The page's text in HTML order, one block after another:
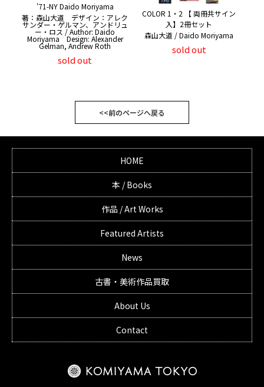
'71-NY Daido Moriyama
著：森山大道 デザイン：アレク
サンダー・ゲルマン、アンドリュ
ー・ロス / Author: Daido
Moriyama Design: Alexander
Gelman, Andrew Roth
sold out
COLOR 1・2 【 両冊共サイン
入】2冊セット
森山大道 / Daido Moriyama
sold out
<<前のページへ戻る
HOME
本 / Books
作品 / Art Works
Featured Artists
News
古書・美術作品買取
About Us
Contact